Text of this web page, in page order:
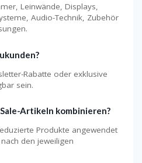
Leinwände, Displays,
Audio-Technik, Zubehör
Rabatte oder exklusive
sein.
Artikeln kombinieren?
Produkte angewendet
den jeweiligen